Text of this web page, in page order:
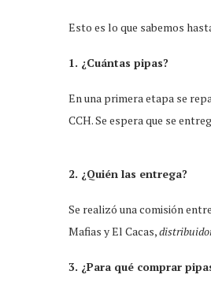
Esto es lo que sabemos
1. ¿Cuántas pipas?
En una primera etapa se
CCH. Se espera que se
2. ¿Quién las entrega?
Se realizó una comisión
Mafias y El Cacas,
3. ¿Para qué comprar